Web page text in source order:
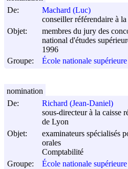
De:
Machard (Luc)
conseiller référendaire à
Objet:
membres du jury des
national d'études
1996
Groupe:
École nationale
De:
Richard (Jean-Daniel)
sous-directeur à la caisse
de Lyon
Objet:
examinateurs spécialisés
orales
Comptabilité
Groupe:
École nationale
nomination